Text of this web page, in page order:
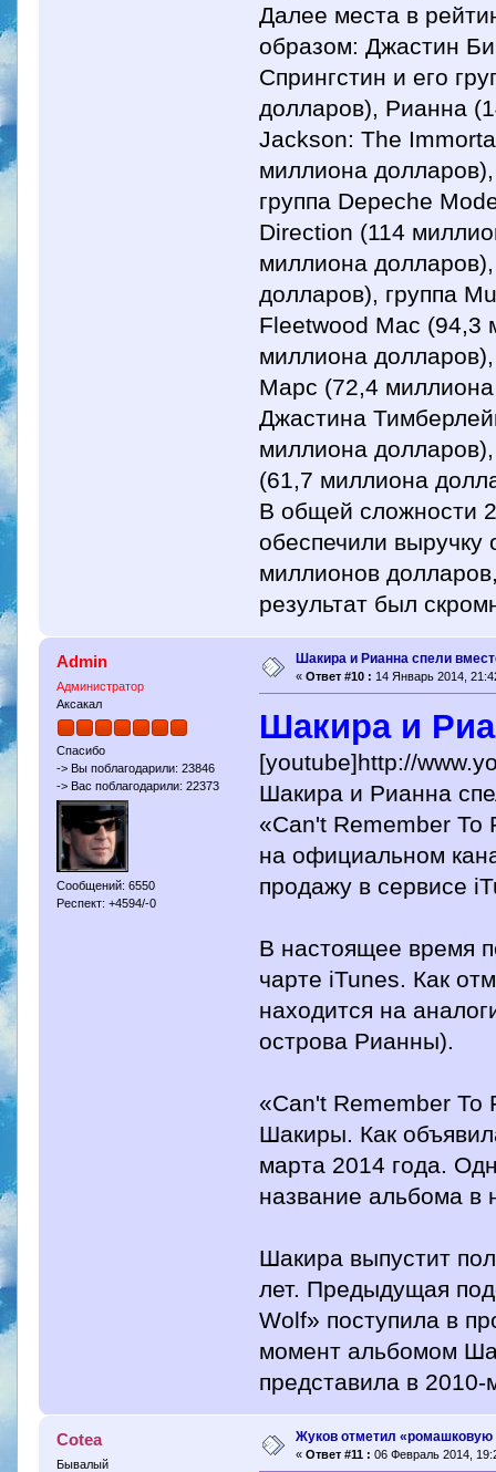
Далее места в
образом: Джастин
Спрингстин и его
долларов), Рианна
Jackson: The
миллиона
группа Depeche
Direction (114
миллиона
долларов), группа
Fleetwood Mac (94,3
миллиона
Марс (72,4
Джастина
миллиона
(61,7 миллиона
В общей сложности
обеспечили
миллионов
результат был
Admin
Администратор
Аксакал
Спасибо
-> Вы поблагодарили: 23846
-> Вас поблагодарили: 22373
Сообщений: 6550
Респект: +4594/-0
Шакира и Рианна спели
« Ответ #10 : 14 Январь 2014,
Шакира и
[youtube]http://
Шакира и Рианна
«Can't Remember To
на официальном
продажу в сервисе
В настоящее время
чарте iTunes. Как
находится на
острова Рианны).
«Can't Remember To
Шакиры. Как
марта 2014 года.
название альбома в
Шакира выпустит
лет. Предыдущая
Wolf» поступила в
момент альбомом
представила в 2010-
Cotea
Бывалый
Жуков отметил «ромашковую
« Ответ #11 : 06 Февраль 2014,